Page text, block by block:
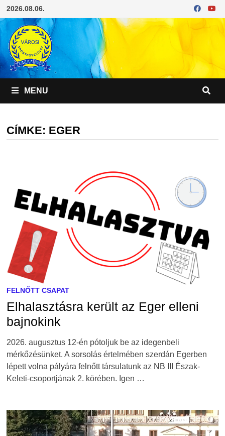
Skip
to
content
2026.08.06.
MENU
CÍMKE: EGER
FELNŐTT CSAPAT
Elhalasztásra került az Eger elleni
bajnokink
2026. augusztus 12-én pótoljuk be az idegenbeli
mérkőzésünket. A sorsolás értelmében szerdán Egerben
lépett volna pályára felnőtt társulatunk az NB III Észak-
Keleti-csoportjának 2. körében. Igen …